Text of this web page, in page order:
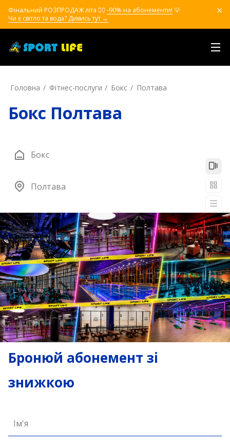
Фінальний РОЗПРОДАЖ літа ❤️‍🔥 -90% на абонементи! 💡
Чи є світло та вода? Дивись тут →
Головна Фітнес-послуги Бокс Полтава
Бокс Полтава
Бокс
Полтава
Бронюй абонемент зі
знижкою
Ім'я